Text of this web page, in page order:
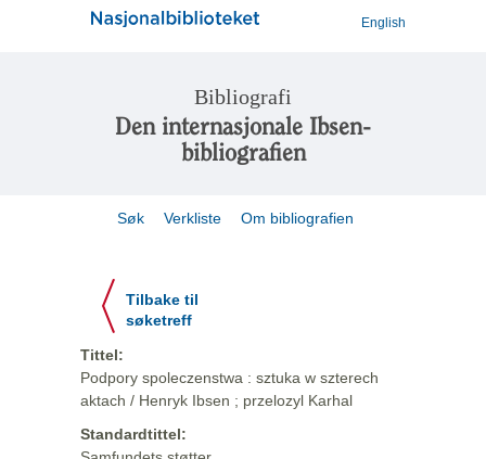
English
Bibliografi
Den internasjonale Ibsen-
bibliografien
Søk Verkliste Om bibliografien
Tilbake til
søketreff
Tittel:
Podpory spoleczenstwa : sztuka w szterech
aktach / Henryk Ibsen ; przelozyl Karhal
Standardtittel: